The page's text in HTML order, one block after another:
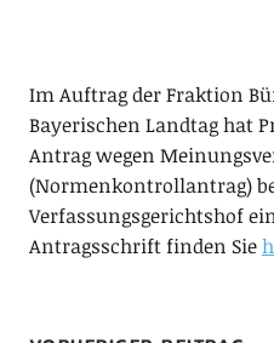
Im Auftrag der Fraktion
Bayerischen Landtag hat
Antrag wegen
(Normenkontrollantrag)
Verfassungsgerichtshof
Antragsschrift finden Sie